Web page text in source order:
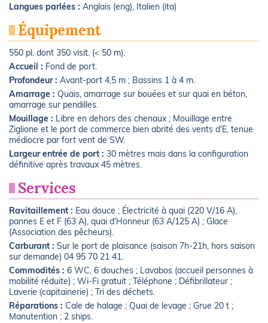
Langues parlées : Anglais (eng), Italien (ita)
Équipement
550 pl. dont 350 visit. (< 50 m).
Accueil : Fond de port.
Profondeur : Avant-port 4,5 m ; Bassins 1 à 4 m.
Amarrage : Quais, amarrage sur bouées et sur quai en béton,
amarrage sur pendilles.
Mouillage : Libre en dehors des chenaux ; Mouillage entre
Ziglione et le port de commerce bien abrité des vents d'E, tenue
médiocre par fort vent de SW.
Largeur entrée de port : 30 mètres mais dans la configuration
définitive après travaux 45 mètres.
Services
Ravitaillement : Eau douce ; Électricité à quai (220 V/16 A),
pannes E et F (63 A), quai d'Honneur (63 A/125 A) ; Glace
(Association des pêcheurs).
Carburant : Sur le port de plaisance (saison 7h-21h, hors saison
sur demande) 04 95 70 21 41.
Commodités : 6 WC, 6 douches ; Lavabos (accueil personnes à
mobilité réduite) ; Wi-Fi gratuit ; Téléphone ; Défibrillateur ;
Laverie (capitainerie) ; Tri des déchets.
Réparations : Cale de halage ; Quai de levage ; Grue 20 t ;
Manutention ; 2 ships.